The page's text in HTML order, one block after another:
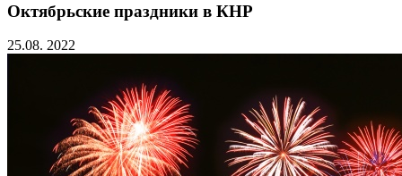
Октябрьские праздники в КНР
25.08. 2022